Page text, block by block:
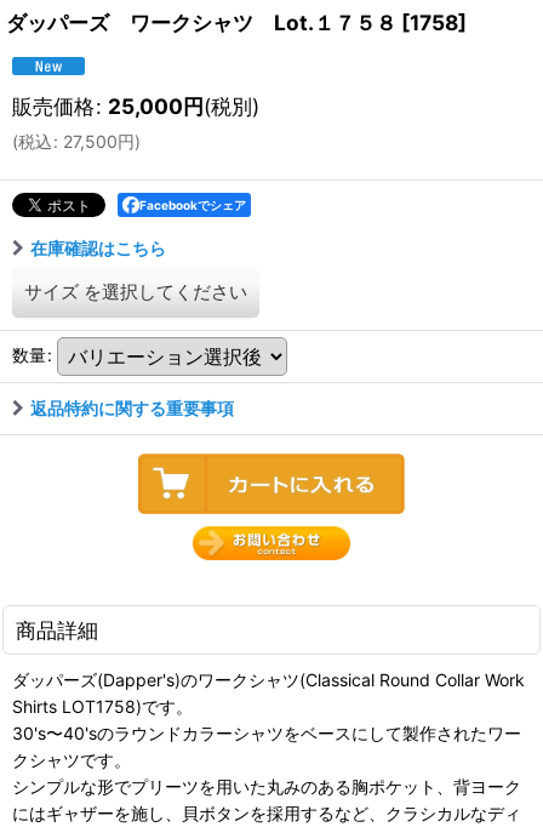
ダッパーズ ワークシャツ Lot.１７５８ [1758]
販売価格: 25,000円(税別)
(税込: 27,500円)
Facebookでシェア
在庫確認はこちら
サイズ を選択してください
数量:
返品特約に関する重要事項
商品詳細
ダッパーズ(Dapper's)のワークシャツ(Classical Round Collar Work
Shirts LOT1758)です。
30's〜40'sのラウンドカラーシャツをベースにして製作されたワー
クシャツです。
シンプルな形でプリーツを用いた丸みのある胸ポケット、背ヨーク
にはギャザーを施し、貝ボタンを採用するなど、クラシカルなディ